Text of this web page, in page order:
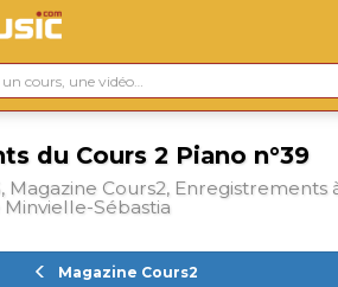
du Cours 2 Piano n°39
Magazine Cours2, Enregistrements
Sébastia
Magazine Cours2